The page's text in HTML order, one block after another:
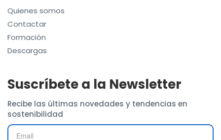
Quienes somos
Contactar
Formación
Descargas
Suscríbete a la Newsletter
Recibe las últimas novedades y tendencias en
sostenibilidad